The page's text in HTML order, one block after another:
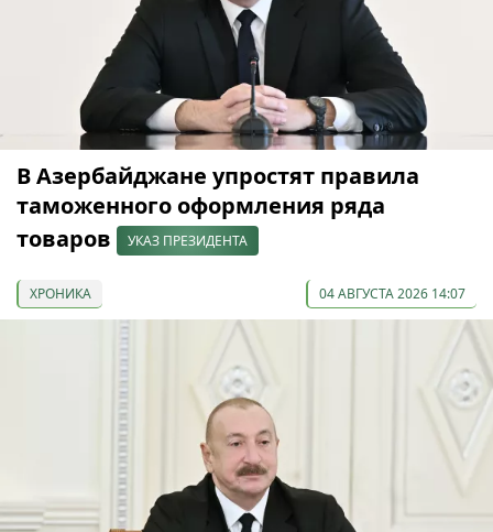
В Азербайджане упростят правила
таможенного оформления ряда
товаров
УКАЗ ПРЕЗИДЕНТА
ХРОНИКА 04 АВГУСТА 2026 14:07